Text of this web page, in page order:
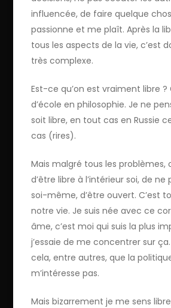
influencée, de faire quelque
passionne et me plaît. Après la
tous les aspects de la vie, c’est
très complexe.
Est-ce qu’on est vraiment libre ?
d’école en philosophie. Je ne
soit libre, en tout cas en Russie
cas (rires).
Mais malgré tous les problèmes,
d’être libre à l’intérieur soi, de
soi-même, d’être ouvert. C’est
notre vie. Je suis née avec ce
âme, c’est moi qui suis la plus
j’essaie de me concentrer sur
cela, entre autres, que la
m’intéresse pas.
Mais bizarrement je me sens